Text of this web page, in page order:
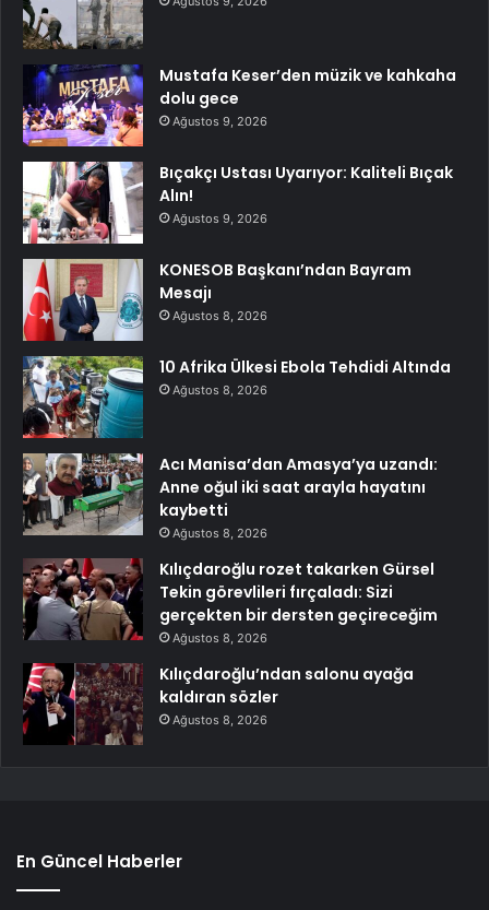
Mustafa Keser’den müzik ve kahkaha
dolu gece
Ağustos 9, 2026
Bıçakçı Ustası Uyarıyor: Kaliteli Bıçak
Alın!
Ağustos 9, 2026
KONESOB Başkanı’ndan Bayram
Mesajı
Ağustos 8, 2026
10 Afrika Ülkesi Ebola Tehdidi Altında
Ağustos 8, 2026
Acı Manisa’dan Amasya’ya uzandı:
Anne oğul iki saat arayla hayatını
kaybetti
Ağustos 8, 2026
Kılıçdaroğlu rozet takarken Gürsel
Tekin görevlileri fırçaladı: Sizi
gerçekten bir dersten geçireceğim
Ağustos 8, 2026
Kılıçdaroğlu’ndan salonu ayağa
kaldıran sözler
Ağustos 8, 2026
En Güncel Haberler